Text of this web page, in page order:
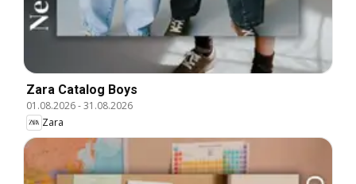
Zara Catalog Boys
01.08.2026-31.08.2026
Zara